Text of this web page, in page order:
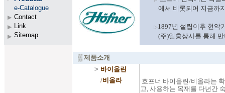
▶
▶
▶
e-Catalogue
Contact
Link
Sitemap
에서 비롯되어 지금까지
▷1897년 설립이후 현악
(주)일흥상사를 통해 만
▒ 제품소개
> 바이올린
/비올라
호프너 바이올린/비올라는
고, 사용하는 목재를 다년간